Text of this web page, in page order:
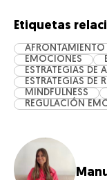
Etiquetas
AFRONTAMIENTO
EMOCIONES
ESTRATEGIAS DE
ESTRATEGIAS DE
MINDFULNESS
REGULACIÓN